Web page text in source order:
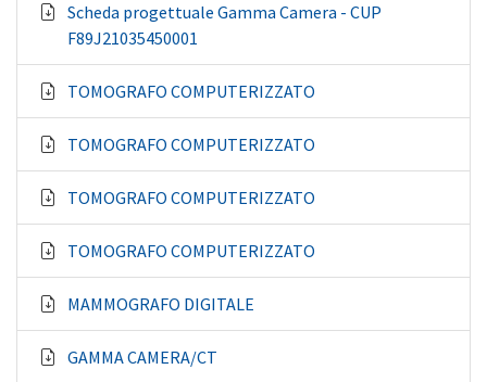
Scheda progettuale Gamma Camera - CUP
F89J21035450001
TOMOGRAFO COMPUTERIZZATO
TOMOGRAFO COMPUTERIZZATO
TOMOGRAFO COMPUTERIZZATO
TOMOGRAFO COMPUTERIZZATO
MAMMOGRAFO DIGITALE
GAMMA CAMERA/CT